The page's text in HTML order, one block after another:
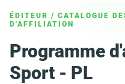
ÉDITEUR / CATALOGUE
D'AFFILIATION
Programme
Sport - PL